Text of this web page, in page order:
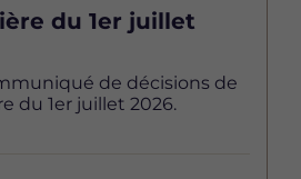
du 1er juillet
de décisions de
du 1er juillet 2026.